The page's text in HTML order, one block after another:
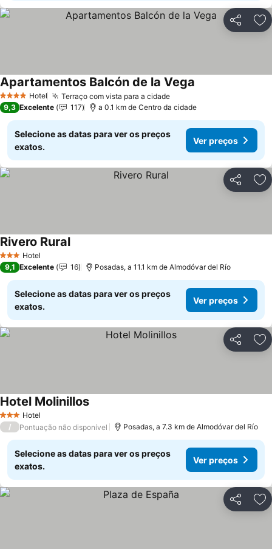
Partilhar
4 EstrelasHotel Terraço com vista para a cidadeVer preços
Apartamentos Balcón de la Vega
9,3 Excelente 117 a 0.1 km de Centro da cidade
Selecione as datas para ver os preços
exatos.
Ver preços
Partilhar
3 EstrelasHotel
Rivero RuralVer preços
9,1 Excelente 16 Posadas, a 11.1 km de Almodóvar del Río
Selecione as datas para ver os preços
exatos.
Ver preços
Partilhar
3 EstrelasHotel
Hotel MolinillosVer preços
/ Pontuação não disponível Posadas, a 7.3 km de Almodóvar del Río
Selecione as datas para ver os preços
exatos.
Ver preços
Partilhar